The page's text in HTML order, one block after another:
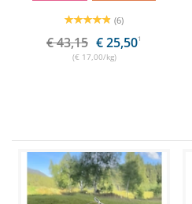
(6)
€ 43,15 € 25,501
(€ 17,00/kg)